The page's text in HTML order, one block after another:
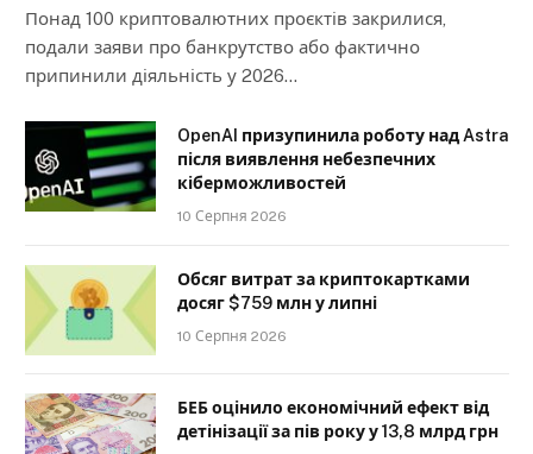
Понад 100 криптовалютних проєктів закрилися,
подали заяви про банкрутство або фактично
припинили діяльність у 2026…
OpenAI призупинила роботу над Astra
після виявлення небезпечних
кіберможливостей
10 Серпня 2026
Обсяг витрат за криптокартками
досяг $759 млн у липні
10 Серпня 2026
БЕБ оцінило економічний ефект від
детінізації за пів року у 13,8 млрд грн